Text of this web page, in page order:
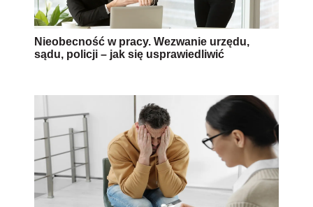
Nieobecność w pracy. Wezwanie urzędu,
sądu, policji – jak się usprawiedliwić